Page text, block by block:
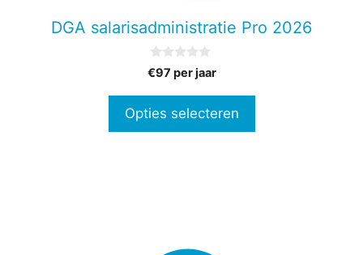
DGA salarisadministratie Pro 2026
0
v
5
€97 per jaar
Opties selecteren
worden
productpagina